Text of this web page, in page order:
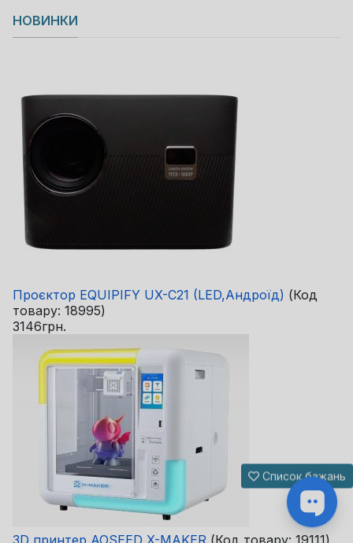
НОВИНКИ
Проєктор EQUIPIFY UX-C21 (LED,Андроїд) (Код
товару: 18995)
3146грн.
3D принтер AOSEED X-MAKER (Код товару: 19111)
Список бажань